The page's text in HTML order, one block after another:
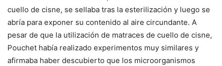
cuello de cisne, se sellaba tras la esterilización y luego se
abría para exponer su contenido al aire circundante. A
pesar de que la utilización de matraces de cuello de cisne,
Pouchet había realizado experimentos muy similares y
afirmaba haber descubierto que los microorganismos